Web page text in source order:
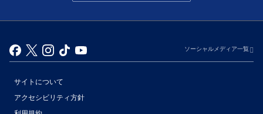
ソーシャルメディア一覧
サイトについて
アクセシビリティ方針